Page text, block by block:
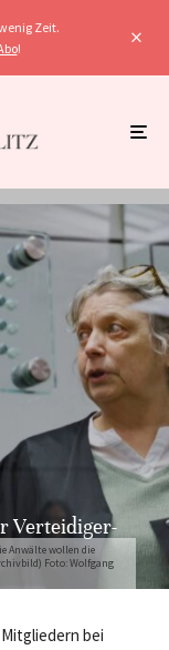
Zeit.
!
Anwälte wollen die
Foto: Wolfgang
Verteidiger-
bei